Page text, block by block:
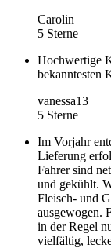
Carolin
5 Sterne
Hochwertige
bekanntesten
vanessa13
5 Sterne
Im Vorjahr
Lieferung
Fahrer sind
und gekühlt.
Fleisch- und
ausgewogen.
in der Regel
vielfältig,